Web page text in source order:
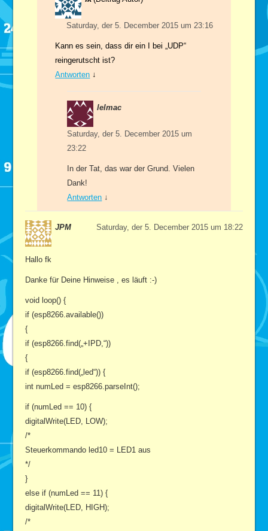
Saturday, der 5. December 2015 um 23:16
Kann es sein, dass dir ein I bei „UDP“
reingerutscht ist?
Antworten ↓
lelmac
Saturday, der 5. December 2015 um
23:22
In der Tat, das war der Grund. Vielen
Dank!
Antworten ↓
JPM Saturday, der 5. December 2015 um 18:22
Hallo fk
Danke für Deine Hinweise , es läuft :-)
void loop() {
if (esp8266.available())
{
if (esp8266.find(„+IPD,“))
{
if (esp8266.find(„led“)) {
int numLed = esp8266.parseInt();
if (numLed == 10) {
digitalWrite(LED, LOW);
/*
Steuerkommando led10 = LED1 aus
*/
}
else if (numLed == 11) {
digitalWrite(LED, HIGH);
/*